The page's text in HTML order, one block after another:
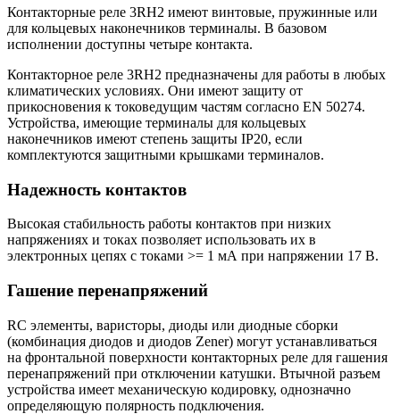
Контакторные реле 3RH2 имеют винтовые, пружинные или
для кольцевых наконечников терминалы. В базовом
исполнении доступны четыре контакта.
Контакторное реле 3RH2 предназначены для работы в любых
климатических условиях. Они имеют защиту от
прикосновения к токоведущим частям согласно EN 50274.
Устройства, имеющие терминалы для кольцевых
наконечников имеют степень защиты IP20, если
комплектуются защитными крышками терминалов.
Надежность контактов
Высокая стабильность работы контактов при низких
напряжениях и токах позволяет использовать их в
электронных цепях с токами >= 1 мА при напряжении 17 В.
Гашение перенапряжений
RC элементы, варисторы, диоды или диодные сборки
(комбинация диодов и диодов Zener) могут устанавливаться
на фронтальной поверхности контакторных реле для гашения
перенапряжений при отключении катушки. Втычной разъем
устройства имеет механическую кодировку, однозначно
определяющую полярность подключения.